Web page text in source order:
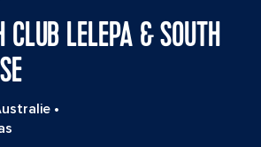
CLUB LELEPA & SOUTH
•